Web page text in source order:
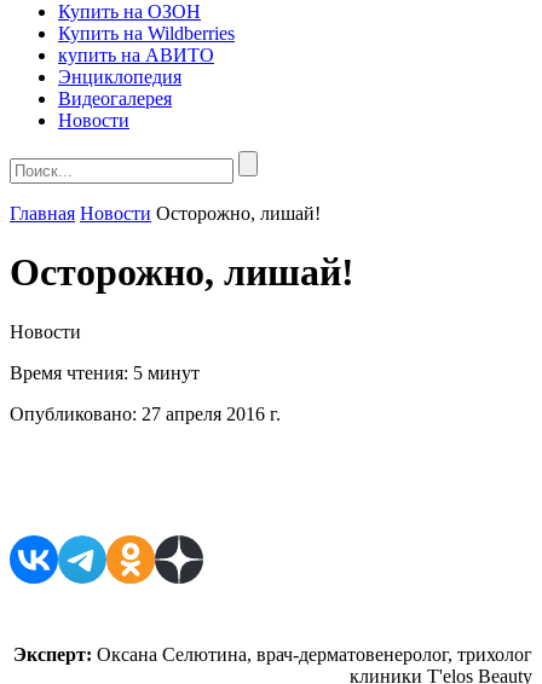
Купить на ОЗОН
Купить на Wildberries
купить на АВИТО
Энциклопедия
Видеогалерея
Новости
Главная Новости Осторожно, лишай!
Осторожно, лишай!
Новости
Время чтения: 5 минут
Опубликовано: 27 апреля 2016 г.
Эксперт: Оксана Селютина, врач-дерматовенеролог, трихолог
клиники T'elos Beauty